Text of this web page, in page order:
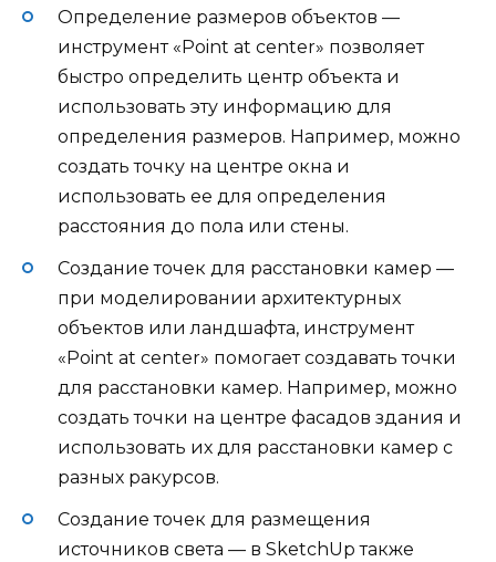
Определение размеров объектов —
инструмент «Point at center» позволяет
быстро определить центр объекта и
использовать эту информацию для
определения размеров. Например, можно
создать точку на центре окна и
использовать ее для определения
расстояния до пола или стены.
Создание точек для расстановки камер —
при моделировании архитектурных
объектов или ландшафта, инструмент
«Point at center» помогает создавать точки
для расстановки камер. Например, можно
создать точки на центре фасадов здания и
использовать их для расстановки камер с
разных ракурсов.
Создание точек для размещения
источников света — в SketchUp также